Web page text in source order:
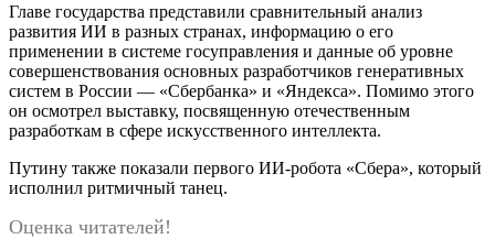
Главе государства представили сравнительный анализ
развития ИИ в разных странах, информацию о его
применении в системе госуправления и данные об уровне
совершенствования основных разработчиков генеративных
систем в России — «Сбербанка» и «Яндекса». Помимо этого
он осмотрел выставку, посвященную отечественным
разработкам в сфере искусственного интеллекта.
Путину также показали первого ИИ-робота «Сбера», который
исполнил ритмичный танец.
Оценка читателей!